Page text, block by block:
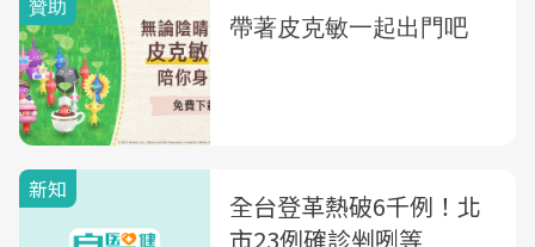
新知
全台登革熱破6千例！北
市23例確診剉咧等